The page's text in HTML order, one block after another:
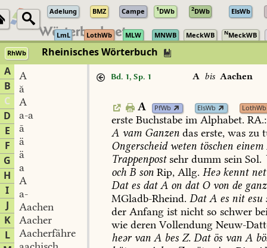
Adelung BMZ Campe 1DWb 2DWb ElsWb
LmL LothWb MLW MNWB MeckWB NMeckWB
RhWb
Rheinisches Wörterbuch
A
B
C
D
E
F
G
H
I
J
K
L
A
ă
A
a-a
ā
ä
ä
a
A
a-
Aachen
Aacher
Aacherfähre
Bd. 1, Sp. 1 A bis Aachen
A PfWb ElsWb LothWb
erste Buchstabe im Alphabet. RA.:
A vam Ganzen das erste, was zu
Ongerscheidweten töschen einem
Trappenpostsehr dumm sein Sol.
och B son Rip, Allg. Heəkenntnet
Dates datA on datOvon de
MGladb-Rheind. DatA es nitesu
der Anfang ist nicht so schwer
wie deren Vollendung Neuw-
heərvan A bes Z. Datös van A